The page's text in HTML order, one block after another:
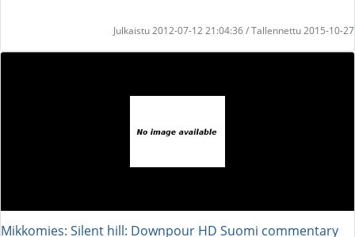
Julkaistu 2012-07-12 21:04:36 / Tallennettu 2015-10-27
Mikkomies: Silent hill: Downpour HD Suomi commentary